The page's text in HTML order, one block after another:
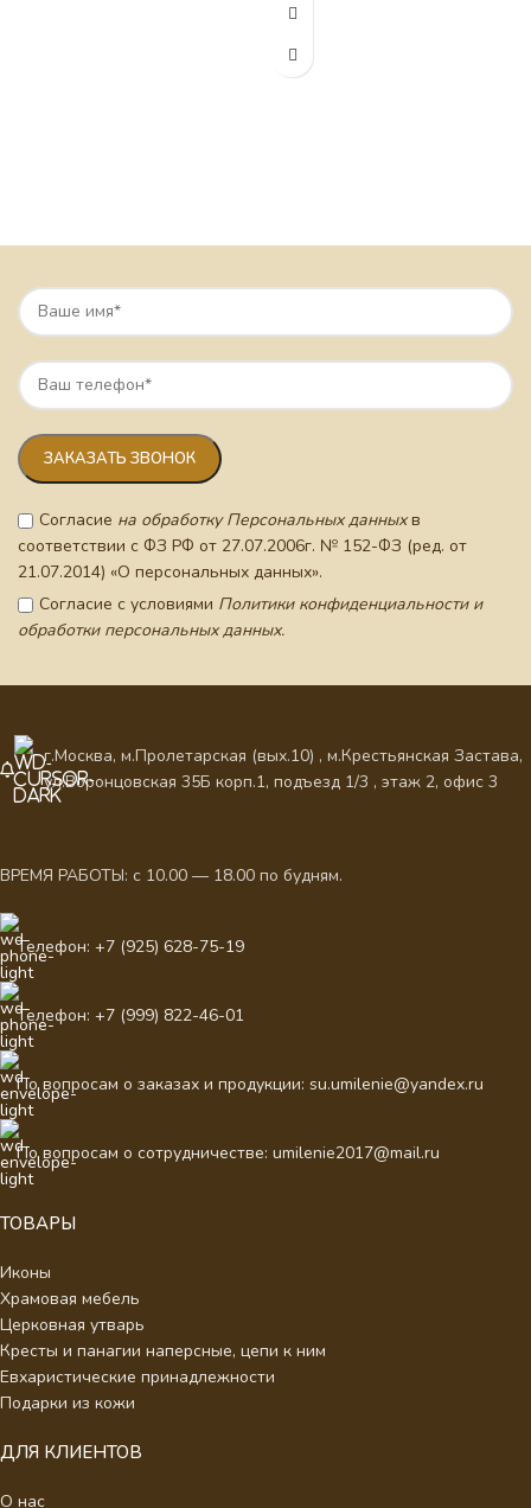
Согласие на обработку Персональных данныхв
соответствии с ФЗ РФ от 27.07.2006г. № 152-ФЗ (ред. от
21.07.2014) «О персональных данных».
Согласие с условиями Политики конфиденциальности и
обработки персональных данных.
г.Москва, м.Пролетарская (вых.10) , м.Крестьянская Застава,
ул.Воронцовская 35Б корп.1, подъезд 1/3 , этаж 2, офис 3
ВРЕМЯ РАБОТЫ: с 10.00 — 18.00 по будням.
Телефон: +7 (925) 628-75-19
Телефон: +7 (999) 822-46-01
По вопросам о заказах и продукции: su.umilenie@yandex.ru
По вопросам о сотрудничестве: umilenie2017@mail.ru
ТОВАРЫ
Иконы
Храмовая мебель
Церковная утварь
Кресты и панагии наперсные, цепи к ним
Евхаристические принадлежности
Подарки из кожи
ДЛЯ КЛИЕНТОВ
О нас